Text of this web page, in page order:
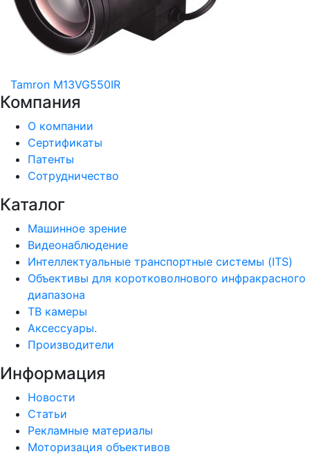
Tamron M13VG550IR
Компания
О компании
Сертификаты
Патенты
Сотрудничество
Каталог
Машинное зрение
Видеонаблюдение
Интеллектуальные транспортные системы (ITS)
Объективы для коротковолнового инфракрасного
диапазона
ТВ камеры
Аксессуары.
Производители
Информация
Новости
Статьи
Рекламные материалы
Моторизация объективов